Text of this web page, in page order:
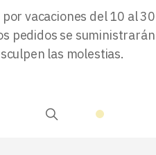
vacaciones del 10 al 30
pedidos se suministrarán
las molestias.